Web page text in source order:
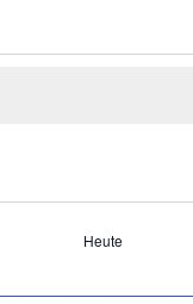
Heute